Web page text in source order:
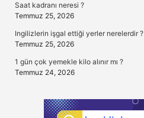
Saat kadranı neresi ?
Temmuz 25, 2026
Ingilizlerin işgal ettiği yerler nerelerdir ?
Temmuz 25, 2026
1 gün çok yemekle kilo alınır mı ?
Temmuz 24, 2026